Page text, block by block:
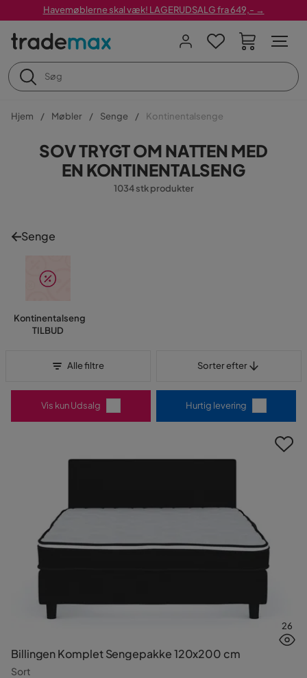
Havemøblerne skal væk! LAGERUDSALG fra 649,- →
Hjem Møbler Senge Kontinentalsenge
SOV TRYGT OM NATTEN MED
EN KONTINENTALSENG
1034 stk produkter
Senge
Kontinentalseng
TILBUD
Alle filtre Sorter efter
Vis kun Udsalg Hurtig levering
26
Billingen Komplet Sengepakke 120x200 cm
Sort